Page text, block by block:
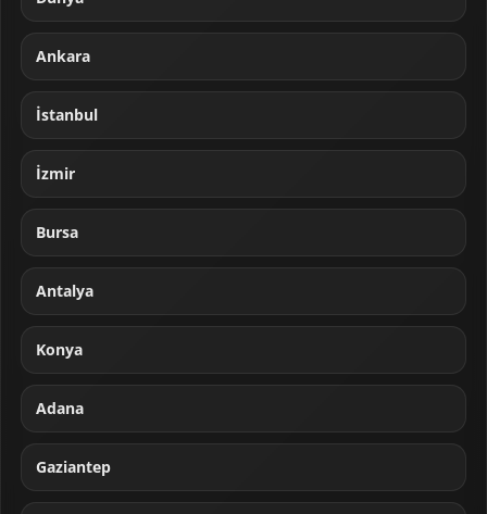
Ankara
İstanbul
İzmir
Bursa
Antalya
Konya
Adana
Gaziantep